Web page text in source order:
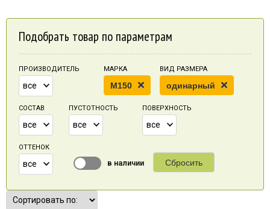
Подобрать товар по параметрам
ПРОИЗВОДИТЕЛЬ
все
МАРКА
M150
ВИД РАЗМЕРА
одинарный
СОСТАВ
все
ПУСТОТНОСТЬ
все
ПОВЕРХНОСТЬ
все
ОТТЕНОК
все в наличии Сбросить